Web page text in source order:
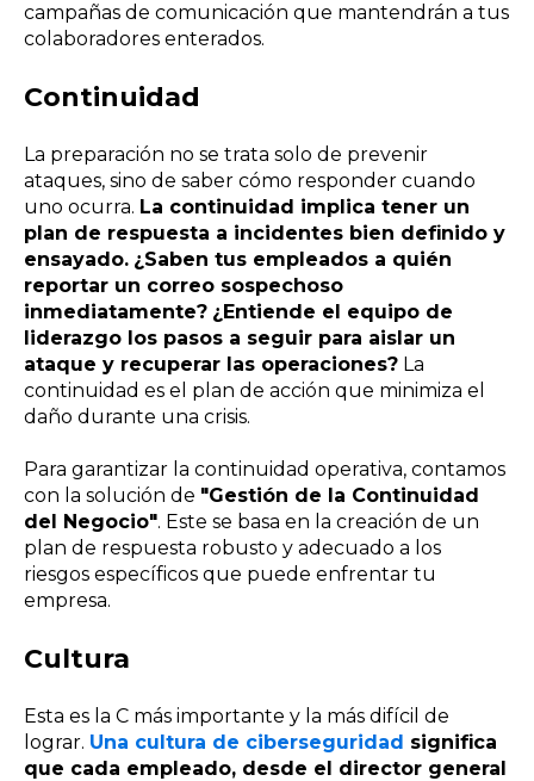
campañas de comunicación que mantendrán a tus
colaboradores enterados.
Continuidad
La preparación no se trata solo de prevenir
ataques, sino de saber cómo responder cuando
uno ocurra. La continuidad implica tener un
plan de respuesta a incidentes bien definido y
ensayado. ¿Saben tus empleados a quién
reportar un correo sospechoso
inmediatamente? ¿Entiende el equipo de
liderazgo los pasos a seguir para aislar un
ataque y recuperar las operaciones? La
continuidad es el plan de acción que minimiza el
daño durante una crisis.
Para garantizar la continuidad operativa, contamos
con la solución de "Gestión de la Continuidad
del Negocio". Este se basa en la creación de un
plan de respuesta robusto y adecuado a los
riesgos específicos que puede enfrentar tu
empresa.
Cultura
Esta es la C más importante y la más difícil de
lograr. Una cultura de ciberseguridad significa
que cada empleado, desde el director general